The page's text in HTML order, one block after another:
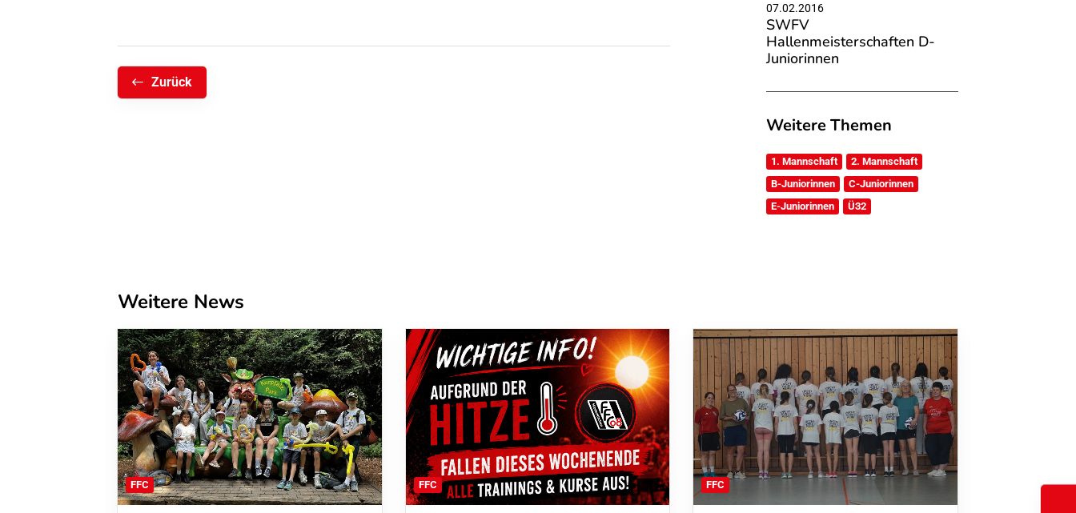
Zurück
07.02.2016
SWFV
Hallenmeisterschaften D-
Juniorinnen
Weitere Themen
1. Mannschaft
2. Mannschaft
B-Juniorinnen
C-Juniorinnen
E-Juniorinnen
Ü32
Weitere News
FFC FFC FFC